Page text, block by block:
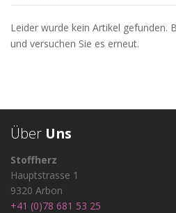
Mama
Leider wurde kein Artikel gefunden.
und versuchen Sie es erneut.
Über Uns
Stoffherz
Hauptstrasse 1
9320 Arbon
+41 (0)78 681 53 25